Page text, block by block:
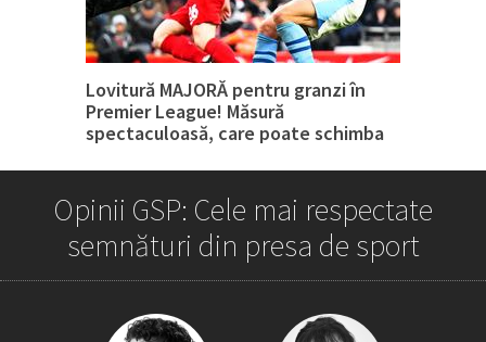
Lovitură MAJORĂ pentru granzi în
Premier League! Măsură
spectaculoasă, care poate schimba
Opinii GSP: Cele mai respectate
semnături din presa de sport